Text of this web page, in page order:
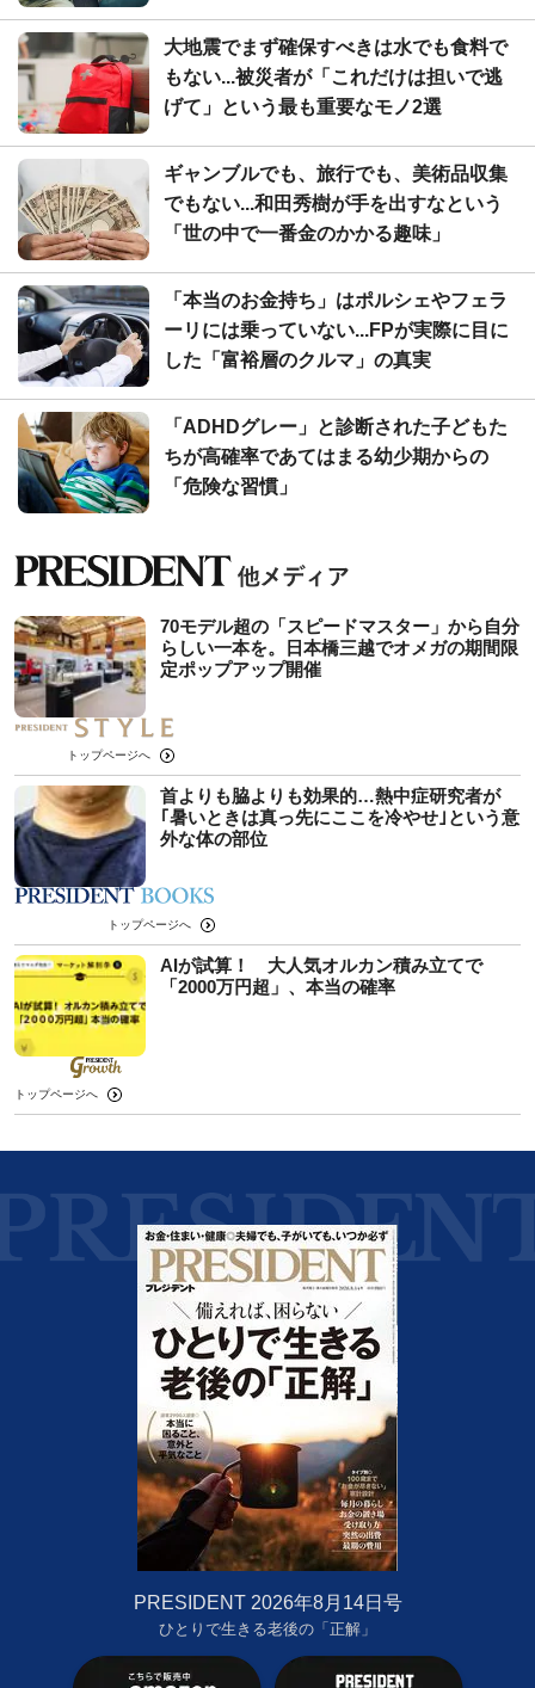
大地震でまず確保すべきは水でも食料で
もない...被災者が「これだけは担いで逃
げて」という最も重要なモノ2選
ギャンブルでも、旅行でも、美術品収集
でもない...和田秀樹が手を出すなという
「世の中で一番金のかかる趣味」
「本当のお金持ち」はポルシェやフェラ
ーリには乗っていない...FPが実際に目に
した「富裕層のクルマ」の真実
「ADHDグレー」と診断された子どもた
ちが高確率であてはまる幼少期からの
「危険な習慣」
70モデル超の「スピードマスター」から自分
らしい一本を。日本橋三越でオメガの期間限
定ポップアップ開催
トップページへ
首よりも脇よりも効果的…熱中症研究者が
｢暑いときは真っ先にここを冷やせ｣という意
外な体の部位
トップページへ
AIが試算！ 大人気オルカン積み立てで
「2000万円超」、本当の確率
トップページへ
PRESIDENT 2026年8月14日号
ひとりで生きる老後の「正解」